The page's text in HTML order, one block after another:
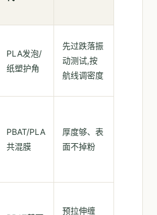
PLA发泡/
纸塑护角
先过跌落振
动测试,按
航线调密度
PBAT/PLA
共混膜
厚度够、表
面不掉粉
预拉伸缠